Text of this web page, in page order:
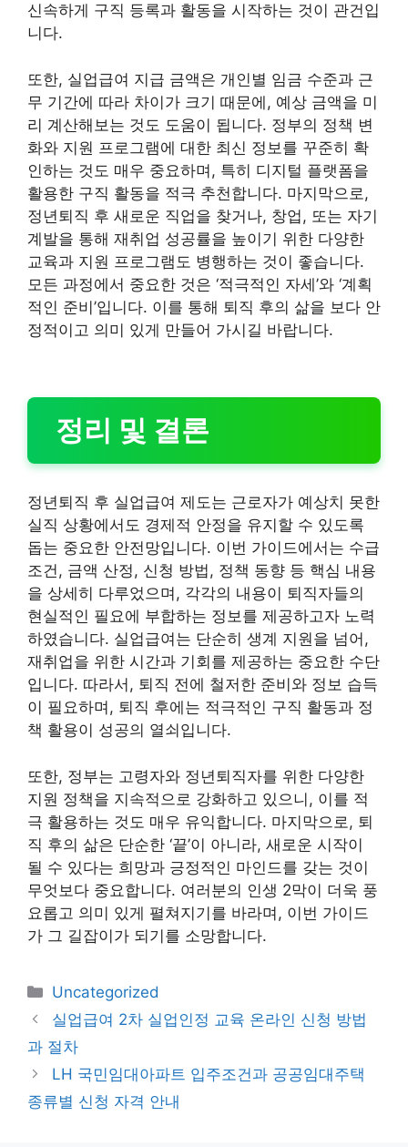
신속하게 구직 등록과 활동을 시작하는 것이 관건입
니다.
또한, 실업급여 지급 금액은 개인별 임금 수준과 근
무 기간에 따라 차이가 크기 때문에, 예상 금액을 미
리 계산해보는 것도 도움이 됩니다. 정부의 정책 변
화와 지원 프로그램에 대한 최신 정보를 꾸준히 확
인하는 것도 매우 중요하며, 특히 디지털 플랫폼을
활용한 구직 활동을 적극 추천합니다. 마지막으로,
정년퇴직 후 새로운 직업을 찾거나, 창업, 또는 자기
계발을 통해 재취업 성공률을 높이기 위한 다양한
교육과 지원 프로그램도 병행하는 것이 좋습니다.
모든 과정에서 중요한 것은 ‘적극적인 자세’와 ‘계획
적인 준비’입니다. 이를 통해 퇴직 후의 삶을 보다 안
정적이고 의미 있게 만들어 가시길 바랍니다.
정리 및 결론
정년퇴직 후 실업급여 제도는 근로자가 예상치 못한
실직 상황에서도 경제적 안정을 유지할 수 있도록
돕는 중요한 안전망입니다. 이번 가이드에서는 수급
조건, 금액 산정, 신청 방법, 정책 동향 등 핵심 내용
을 상세히 다루었으며, 각각의 내용이 퇴직자들의
현실적인 필요에 부합하는 정보를 제공하고자 노력
하였습니다. 실업급여는 단순히 생계 지원을 넘어,
재취업을 위한 시간과 기회를 제공하는 중요한 수단
입니다. 따라서, 퇴직 전에 철저한 준비와 정보 습득
이 필요하며, 퇴직 후에는 적극적인 구직 활동과 정
책 활용이 성공의 열쇠입니다.
또한, 정부는 고령자와 정년퇴직자를 위한 다양한
지원 정책을 지속적으로 강화하고 있으니, 이를 적
극 활용하는 것도 매우 유익합니다. 마지막으로, 퇴
직 후의 삶은 단순한 ‘끝’이 아니라, 새로운 시작이
될 수 있다는 희망과 긍정적인 마인드를 갖는 것이
무엇보다 중요합니다. 여러분의 인생 2막이 더욱 풍
요롭고 의미 있게 펼쳐지기를 바라며, 이번 가이드
가 그 길잡이가 되기를 소망합니다.
카
테
리
Uncategorized
실업급여 2차 실업인정 교육 온라인 신청 방법
과 절차
LH 국민임대아파트 입주조건과 공공임대주택
종류별 신청 자격 안내